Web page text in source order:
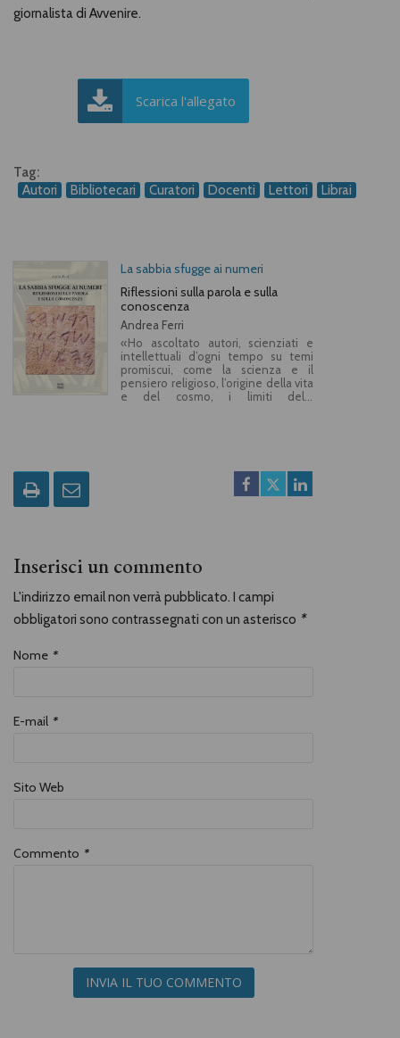
giornalista di Avvenire.
Scarica l'allegato
Tag:
Autori
Bibliotecari Curatori Docenti Lettori Librai
La sabbia sfugge ai numeri
Riflessioni sulla parola e sulla
conoscenza
Andrea Ferri
«Ho ascoltato autori, scienziati e
intellettuali d’ogni tempo su temi
promiscui, come la scienza e il
pensiero religioso, l’origine della vita
e del cosmo, i limiti della
conosciute, in grado di destare,
magari, in un raffronto con i molti
trasportare dai molteplici risvolti del
superamento, anche solo
amatoriale, delle nozioni a cui ci
costringono i doveri professionali e
Inserisci un commento
L'indirizzo email non verrà pubblicato. I campi
obbligatori sono contrassegnati con un asterisco *
Nome *
E-mail *
Sito Web
Commento *
INVIA IL TUO COMMENTO